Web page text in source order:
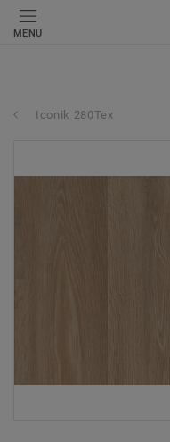
MENU
Iconik 280Tex